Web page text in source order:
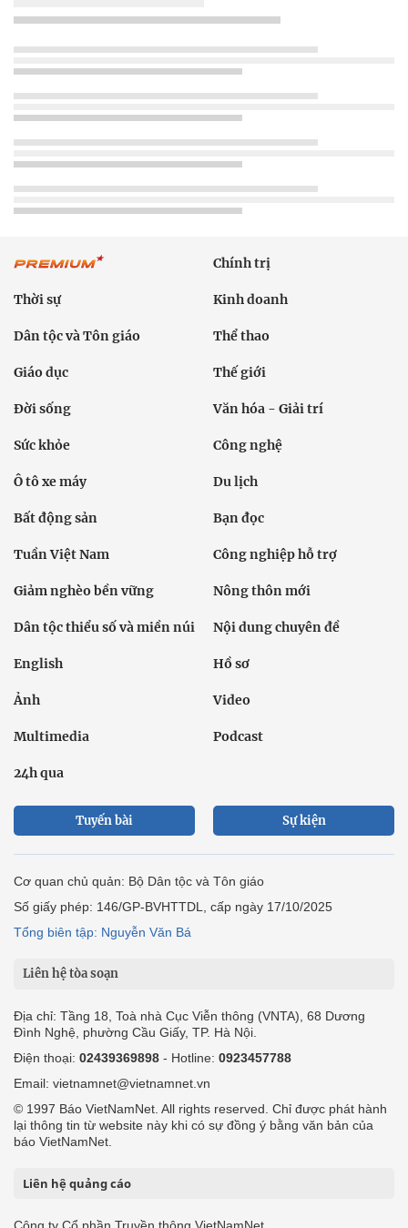
Chính trị
Thời sự Kinh doanh
Dân tộc và Tôn giáo Thể thao
Giáo dục Thế giới
Đời sống Văn hóa - Giải trí
Sức khỏe Công nghệ
Ô tô xe máy Du lịch
Bất động sản Bạn đọc
Tuần Việt Nam Công nghiệp hỗ trợ
Giảm nghèo bền vững Nông thôn mới
Dân tộc thiểu số và miền núi Nội dung chuyên đề
English Hồ sơ
Ảnh Video
Multimedia Podcast
24h qua
Tuyến bài Sự kiện
Cơ quan chủ quản: Bộ Dân tộc và Tôn giáo
Số giấy phép: 146/GP-BVHTTDL, cấp ngày 17/10/2025
Tổng biên tập: Nguyễn Văn Bá
Liên hệ tòa soạn
Địa chỉ: Tầng 18, Toà nhà Cục Viễn thông (VNTA), 68 Dương
Đình Nghệ, phường Cầu Giấy, TP. Hà Nội.
Điện thoại: 02439369898 - Hotline: 0923457788
Email: vietnamnet@vietnamnet.vn
© 1997 Báo VietNamNet. All rights reserved. Chỉ được phát hành
lại thông tin từ website này khi có sự đồng ý bằng văn bản của
báo VietNamNet.
Liên hệ quảng cáo
Công ty Cổ phần Truyền thông VietNamNet